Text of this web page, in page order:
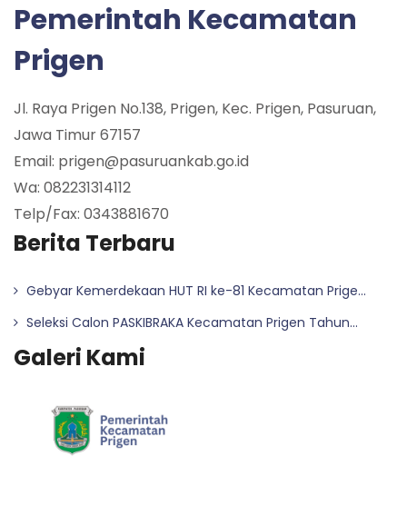
Pemerintah Kecamatan
Prigen
Jl. Raya Prigen No.138, Prigen, Kec. Prigen, Pasuruan,
Jawa Timur 67157
Email: prigen@pasuruankab.go.id
Wa: 082231314112
Telp/Fax: 0343881670
Berita Terbaru
Gebyar Kemerdekaan HUT RI ke-81 Kecamatan Prige...
Seleksi Calon PASKIBRAKA Kecamatan Prigen Tahun...
Galeri Kami